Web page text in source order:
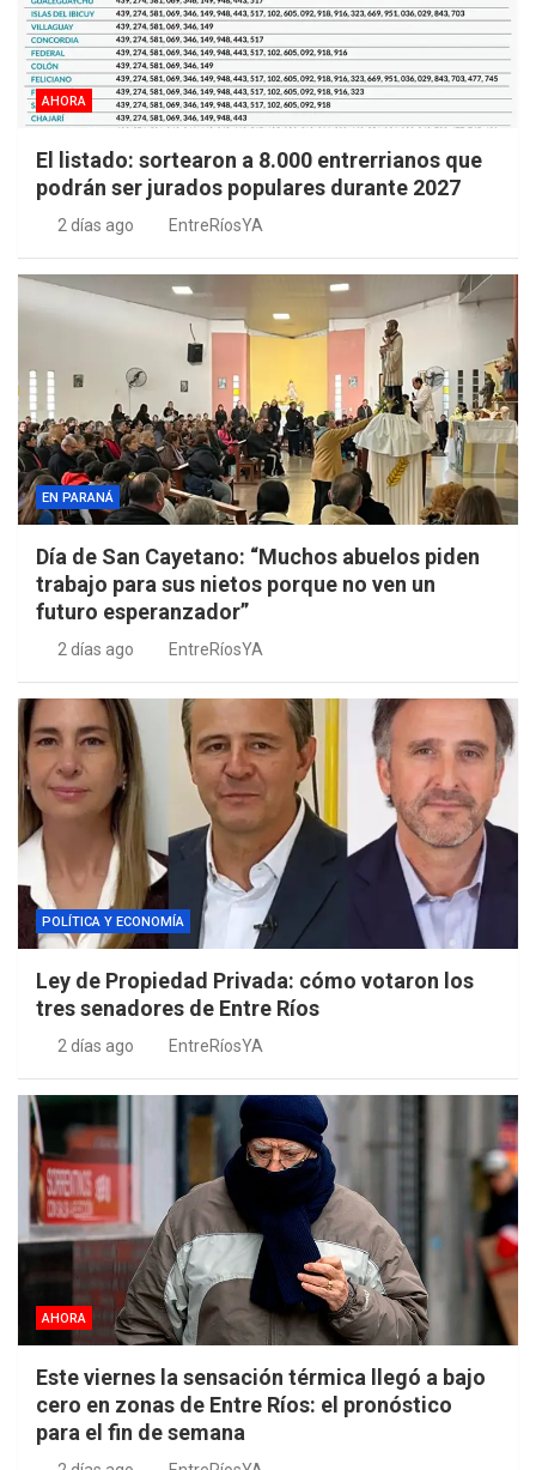
AHORA
El listado: sortearon a 8.000 entrerrianos que
podrán ser jurados populares durante 2027
2 días ago EntreRíosYA
EN PARANÁ
Día de San Cayetano: “Muchos abuelos piden
trabajo para sus nietos porque no ven un
futuro esperanzador”
2 días ago EntreRíosYA
POLÍTICA Y ECONOMÍA
Ley de Propiedad Privada: cómo votaron los
tres senadores de Entre Ríos
2 días ago EntreRíosYA
AHORA
Este viernes la sensación térmica llegó a bajo
cero en zonas de Entre Ríos: el pronóstico
para el fin de semana